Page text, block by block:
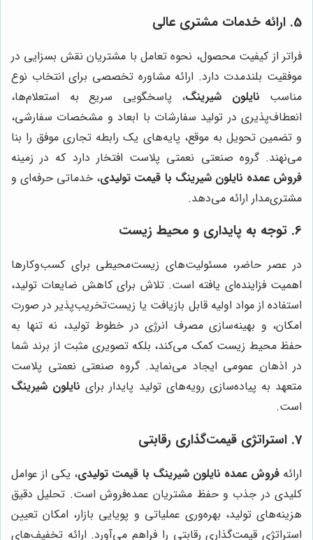
5. ارائه خدمات مشتری عالی
فراتر از کیفیت محصول، نحوه تعامل با مشتریان نقش بسزایی در
موفقیت بلندمدت دارد. ارائه مشاوره تخصصی برای انتخاب نوع
مناسب نایلون شیرینگ، پاسخگویی سریع به استعلام‌ها،
انعطاف‌پذیری در تولید سفارشات با ابعاد و مشخصات سفارشی،
و تضمین تحویل به موقع، پایه‌های یک رابطه تجاری موفق را بنا
می‌نهند. گروه صنعتی نعمتی پلاست افتخار دارد که در زمینه
فروش عمده نایلون شیرینگ با قیمت تولیدی، خدماتی حرفه‌ای و
مشتری‌مدار ارائه می‌دهد.
6. توجه به پایداری و محیط زیست
در عصر حاضر، مسئولیت‌های زیست‌محیطی برای کسب‌وکارها
اهمیت فزاینده‌ای یافته است. تلاش برای کاهش ضایعات تولید،
استفاده از مواد اولیه قابل بازیافت یا زیست‌تخریب‌پذیر در صورت
امکان، و بهینه‌سازی مصرف انرژی در خطوط تولید، نه تنها به
حفظ محیط زیست کمک می‌کند، بلکه تصویری مثبت از برند شما
در اذهان عمومی ایجاد می‌نماید. گروه صنعتی نعمتی پلاست
متعهد به پیاده‌سازی رویه‌های تولید پایدار برای نایلون شیرینگ
است.
7. استراتژی قیمت‌گذاری رقابتی
ارائهفروش عمده نایلون شیرینگ با قیمت تولیدی، یکی از عوامل
کلیدی در جذب و حفظ مشتریان عمده‌فروش است. تحلیل دقیق
هزینه‌های تولید، بهره‌وری عملیاتی و پویایی بازار، امکان تعیین
استراتژی قیمت‌گذاری رقابتی را فراهم می‌آورد. ارائه تخفیف‌های